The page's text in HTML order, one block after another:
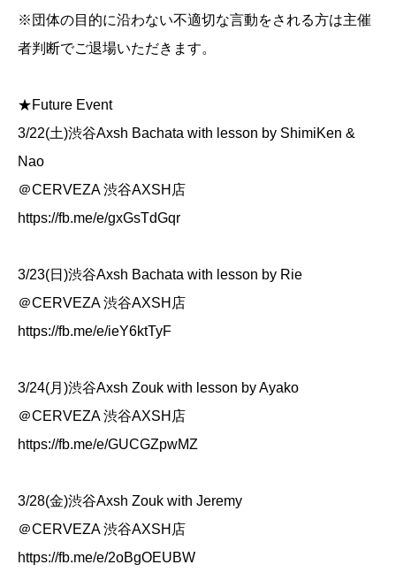
※団体の目的に沿わない不適切な言動をされる方は主催
者判断でご退場いただきます。
★Future Event
3/22(土)渋谷Axsh Bachata with lesson by ShimiKen &
Nao
＠CERVEZA 渋谷AXSH店
https://fb.me/e/gxGsTdGqr
3/23(日)渋谷Axsh Bachata with lesson by Rie
＠CERVEZA 渋谷AXSH店
https://fb.me/e/ieY6ktTyF
3/24(月)渋谷Axsh Zouk with lesson by Ayako
＠CERVEZA 渋谷AXSH店
https://fb.me/e/GUCGZpwMZ
3/28(金)渋谷Axsh Zouk with Jeremy
＠CERVEZA 渋谷AXSH店
https://fb.me/e/2oBgOEUBW